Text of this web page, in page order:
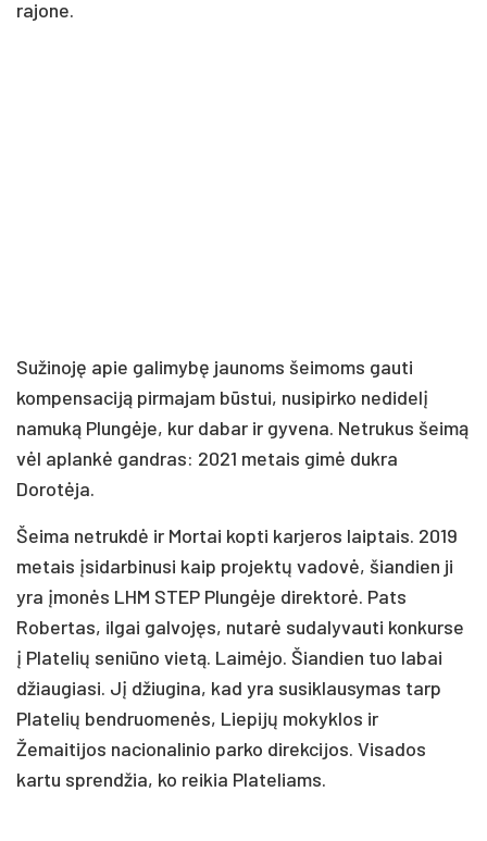
rajone.
Sužinoję apie galimybę jaunoms šeimoms gauti
kompensaciją pirmajam būstui, nusipirko nedidelį
namuką Plungėje, kur dabar ir gyvena. Netrukus šeimą
vėl aplankė gandras: 2021 metais gimė dukra
Dorotėja.
Šeima netrukdė ir Mortai kopti karjeros laiptais. 2019
metais įsidarbinusi kaip projektų vadovė, šiandien ji
yra įmonės LHM STEP Plungėje direktorė. Pats
Robertas, ilgai galvojęs, nutarė sudalyvauti konkurse
į Platelių seniūno vietą. Laimėjo. Šiandien tuo labai
džiaugiasi. Jį džiugina, kad yra susiklausymas tarp
Platelių bendruomenės, Liepijų mokyklos ir
Žemaitijos nacionalinio parko direkcijos. Visados
kartu sprendžia, ko reikia Plateliams.